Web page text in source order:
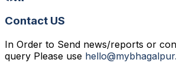
Contact US
In Order to Send news/reports or
query Please use